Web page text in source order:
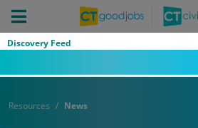
Discovery Feed
Resources News